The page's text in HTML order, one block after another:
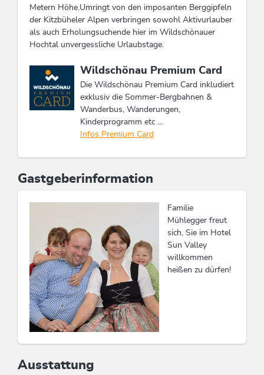
Metern Höhe.Umringt von den imposanten Berggipfeln
der Kitzbüheler Alpen verbringen sowohl Aktivurlauber
als auch Erholungsuchende hier im Wildschönauer
Hochtal unvergessliche Urlaubstage.
Diese Unterkunft ist Mitglied von
Wildschönau Premium Card
Die Wildschönau Premium Card inkludiert
exklusiv die Sommer-Bergbahnen &
Wanderbus, Wanderungen,
Kinderprogramm etc ...
Infos Premium Card
Gastgeberinformation
Familie
Mühlegger freut
sich, Sie im Hotel
Sun Valley
willkommen
heißen zu dürfen!
Ausstattung